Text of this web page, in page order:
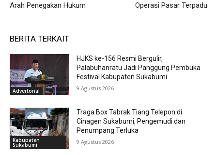
Arah Penegakan Hukum
Operasi Pasar Terpadu
BERITA TERKAIT
Advertorial
HJKS ke-156 Resmi Bergulir,
Palabuhanratu Jadi Panggung Pembuka
Festival Kabupaten Sukabumi
9 Agustus 2026
Kabupaten
Sukabumi
Traga Box Tabrak Tiang Telepon di
Cinagen Sukabumi, Pengemudi dan
Penumpang Terluka
9 Agustus 2026